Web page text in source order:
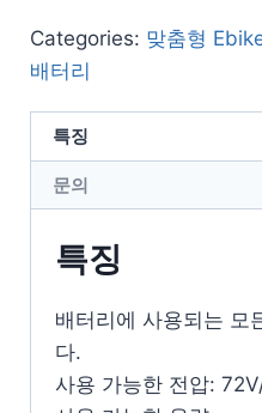
Categories: 맞춤형
배터리
특징
문의
특징
배터리에 사용되는 모
다.
사용 가능한 전압: